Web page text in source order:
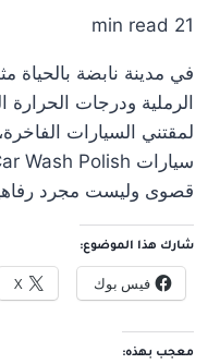
21 min read
في مدينة نابضة
الرملية ودرجات الحرارة
لمقتني السيارات
قصوى وليست مجرد
شارك هذا الموضوع:
فيس بوك X
معجب بهذه: